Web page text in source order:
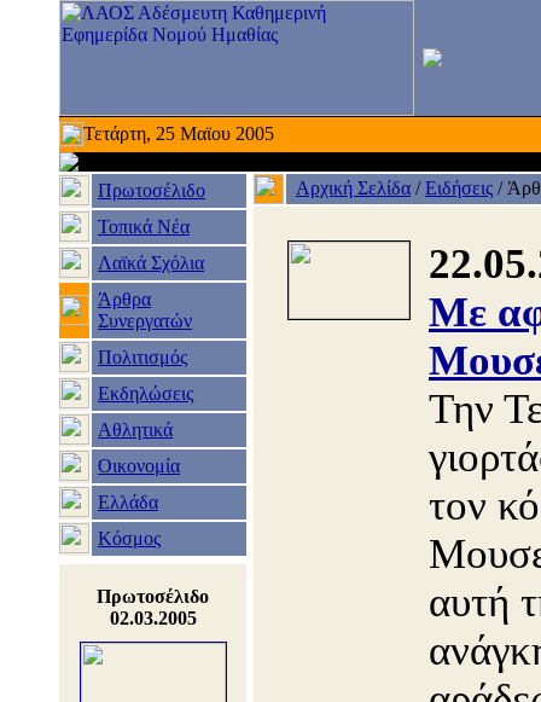
Τετάρτη, 25 Μαϊου 2005
Πρωτοσέλιδο
Τοπικά Νέα
Λαϊκά Σχόλια
Άρθρα
Συνεργατών
Πολιτισμός
Εκδηλώσεις
Αθλητικά
Οικονομία
Ελλάδα
Κόσμος
Πρωτοσέλιδο
02.03.2005
Αρχική Σελίδα /Ειδήσεις /
Με
Την
τον
αυτή